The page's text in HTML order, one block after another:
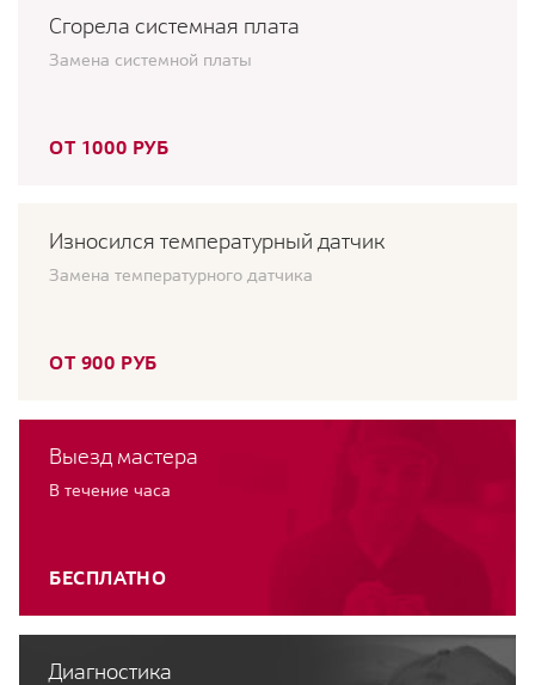
Сгорела системная плата
Замена системной платы
ОТ 1000 РУБ
Износился температурный датчик
Замена температурного датчика
ОТ 900 РУБ
Выезд мастера
В течение часа
БЕСПЛАТНО
Диагностика